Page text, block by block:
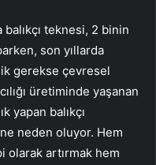
balıkçı teknesi, 2 binin
son yıllarda
gerekse çevresel
üretiminde yaşanan
yapan balıkçı
neden oluyor. Hem
olarak artırmak hem